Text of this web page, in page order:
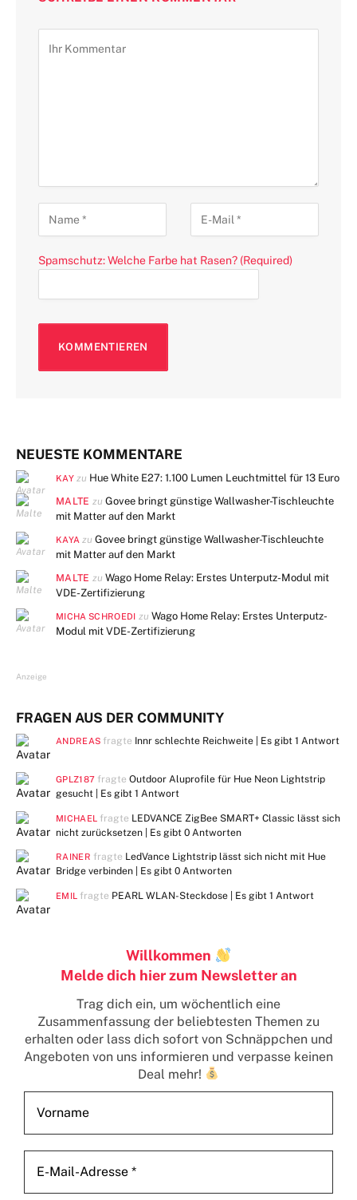
Spamschutz: Welche Farbe hat Rasen? (Required)
NEUESTE KOMMENTARE
KAY zu Hue White E27: 1.100 Lumen Leuchtmittel für 13 Euro
MALTE zu Govee bringt günstige Wallwasher-Tischleuchte
mit Matter auf den Markt
KAYA zuGovee bringt günstige Wallwasher-Tischleuchte
mit Matter auf den Markt
MALTE zu Wago Home Relay: Erstes Unterputz-Modul mit
VDE-Zertifizierung
MICHA SCHROEDI zu Wago Home Relay: Erstes Unterputz-
Modul mit VDE-Zertifizierung
Anzeige
FRAGEN AUS DER COMMUNITY
ANDREAS fragte Innr schlechte Reichweite | Es gibt1 Antwort
GPLZ187 fragteOutdoor Aluprofile für Hue Neon Lightstrip
gesucht | Es gibt 1 Antwort
MICHAEL fragte LEDVANCE ZigBee SMART+ Classic lässt sich
nicht zurücksetzen | Es gibt 0 Antworten
RAINER fragte LedVance Lightstrip lässt sich nicht mit Hue
Bridge verbinden | Es gibt 0 Antworten
EMIL fragte PEARL WLAN-Steckdose | Es gibt1 Antwort
Willkommen
Melde dich hier zum Newsletter an
Trag dich ein, um wöchentlich eine
Zusammenfassung der beliebtesten Themen zu
erhaltenoder lass dich sofort von Schnäppchen und
Angeboten von uns informieren und verpasse keinen
Deal mehr!